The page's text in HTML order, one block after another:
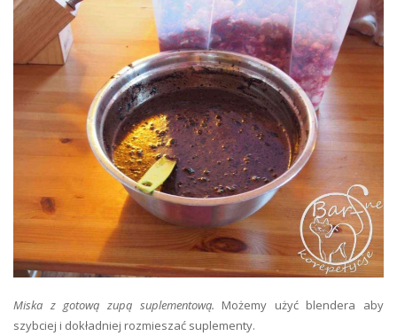
Miska z gotową zupą suplementową. Możemy użyć blendera aby
szybciej i dokładniej rozmieszać suplementy.